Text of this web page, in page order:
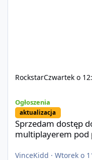
RockstarCzwartek o
Ogłoszenia
aktualizacja
Sprzedam dostęp
multiplayerem
VinceKidd · Wtorek o